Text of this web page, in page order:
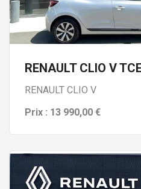
RENAULT CLIO V
RENAULT CLIO V
Prix : 13 990,00 €